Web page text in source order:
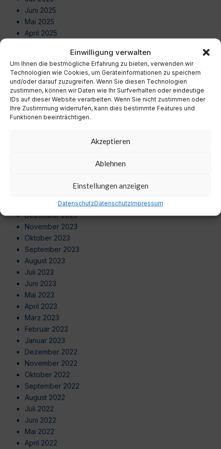
Einwilligung verwalten
Um Ihnen die bestmögliche Erfahrung zu bieten, verwenden wir
Technologien wie Cookies, um Geräteinformationen zu speichern
und/oder darauf zuzugreifen. Wenn Sie diesen Technologien
zustimmen, können wir Daten wie Ihr Surfverhalten oder eindeutige
IDs auf dieser Website verarbeiten. Wenn Sie nicht zustimmen oder
Ihre Zustimmung widerrufen, kann dies bestimmte Features und
Funktionen beeinträchtigen.
Akzeptieren
Ablehnen
Einstellungen anzeigen
DatenschutzDatenschutzImpressum
Juni 2025
Mai 2025
April 2025
Januar 2025
Dezember 2024
November 2024
Oktober 2024
September 2024
Januar 2024
Dezember 2023
November 2023
Oktober 2023
September 2023
August 2023
Juli 2023
Juni 2023
Mai 2023
April 2023
März 2023
Februar 2023
Januar 2023
Dezember 2022
November 2022
Oktober 2022
September 2022
August 2022
Juli 2022
Juni 2022
Mai 2022
April 2022